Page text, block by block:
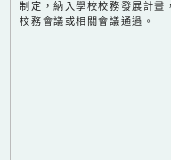
制定，納入學校校務發展計畫
校務會議或相關會議通過。